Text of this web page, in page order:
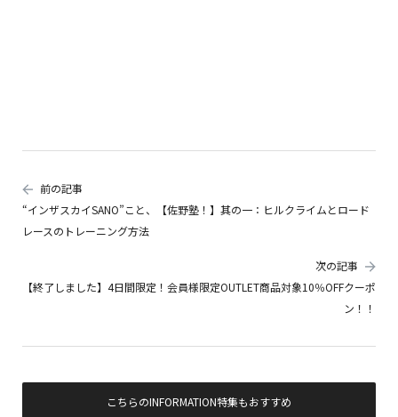
前の記事
“インザスカイSANO”こと、【佐野塾！】其の一：ヒルクライムとロード
レースのトレーニング方法
次の記事
【終了しました】4日間限定！会員様限定OUTLET商品対象10％OFFクーポ
ン！！
こちらのINFORMATION特集もおすすめ